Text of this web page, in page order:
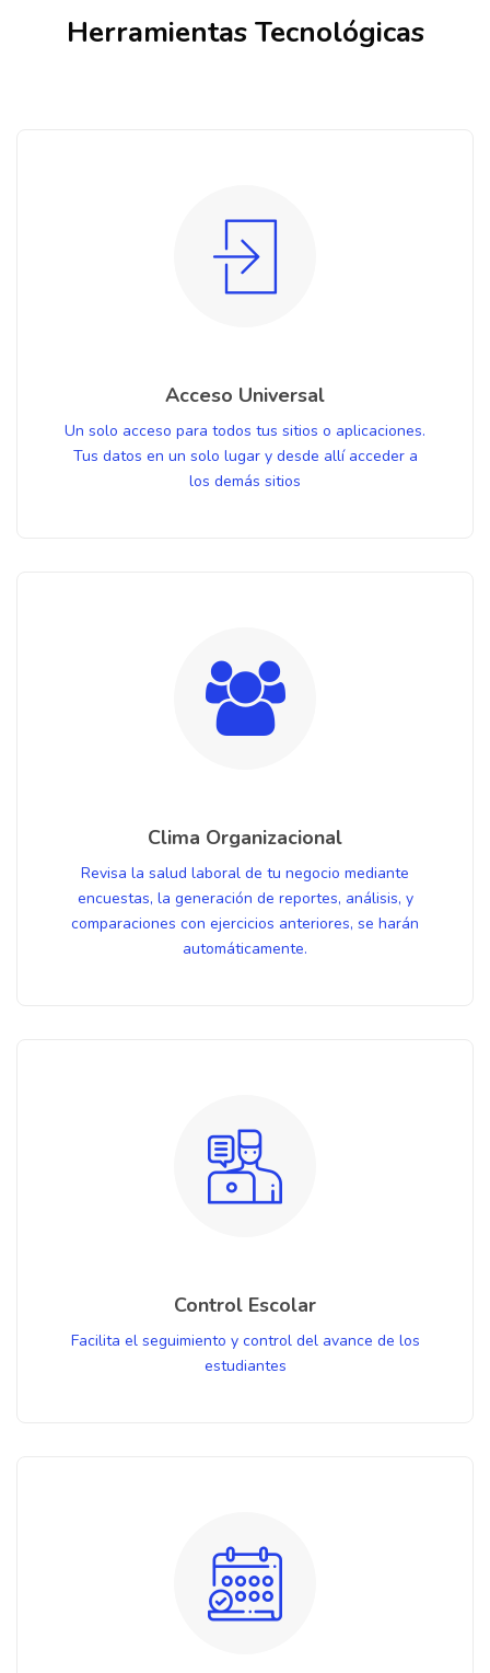
Herramientas Tecnológicas
Acceso Universal
Un solo acceso para todos tus sitios o aplicaciones.
Tus datos en un solo lugar y desde allí acceder a
los demás sitios
Clima Organizacional
Revisa la salud laboral de tu negocio mediante
encuestas, la generación de reportes, análisis, y
comparaciones con ejercicios anteriores, se harán
automáticamente.
Control Escolar
Facilita el seguimiento y control del avance de los
estudiantes